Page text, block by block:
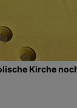
Kirche